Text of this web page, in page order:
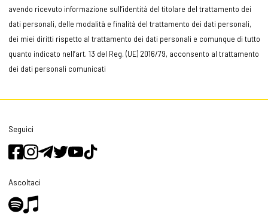
avendo ricevuto informazione sull’identità del titolare del trattamento dei
dati personali, delle modalità e finalità del trattamento dei dati personali,
dei miei diritti rispetto al trattamento dei dati personali e comunque di tutto
quanto indicato nell’art. 13 del Reg. (UE) 2016/79, acconsento al trattamento
dei dati personali comunicati
Seguici
Ascoltaci